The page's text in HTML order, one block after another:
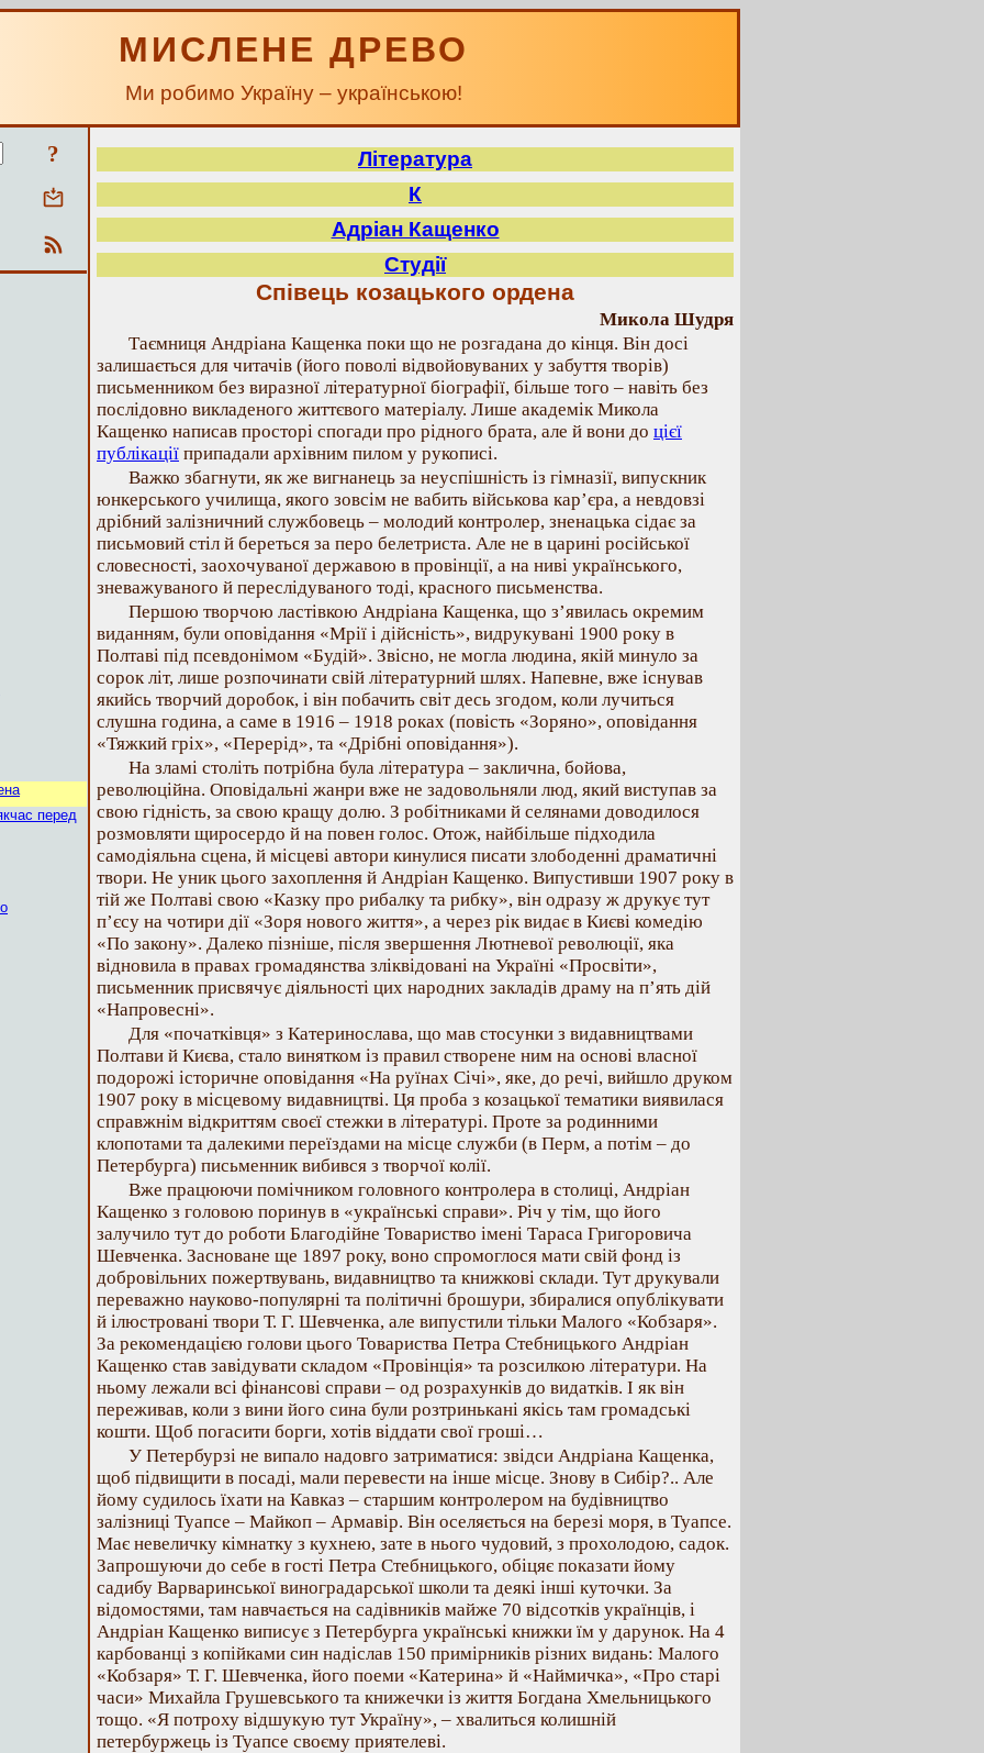
МИСЛЕНЕ ДРЕВО
Ми робимо Україну – українською!
?
перед
Література
К
Адріан Кащенко
Студії
Співець козацького ордена
Микола Шудря
Таємниця Андріана Кащенка поки що не розгадана до кінця. Він досі
залишається для читачів (його поволі відвойовуваних у забуття творів)
письменником без виразної літературної біографії, більше того – навіть без
послідовно викладеного життєвого матеріалу. Лише академік Микола
Кащенко написав просторі спогади про рідного брата, але й вони до цієї
публікації припадали архівним пилом у рукописі.
Важко збагнути, як же вигнанець за неуспішність із гімназії, випускник
юнкерського училища, якого зовсім не вабить військова кар’єра, а невдовзі
дрібний залізничний службовець – молодий контролер, зненацька сідає за
письмовий стіл й береться за перо белетриста. Але не в царині російської
словесності, заохочуваної державою в провінції, а на ниві українського,
зневажуваного й переслідуваного тоді, красного письменства.
Першою творчою ластівкою Андріана Кащенка, що з’явилась окремим
виданням, були оповідання «Мрії і дійсність», видрукувані 1900 року в
Полтаві під псевдонімом «Будій». Звісно, не могла людина, якій минуло за
сорок літ, лише розпочинати свій літературний шлях. Напевне, вже існував
якийсь творчий доробок, і він побачить світ десь згодом, коли лучиться
слушна година, а саме в 1916 – 1918 роках (повість «Зоряно», оповідання
«Тяжкий гріх», «Перерід», та «Дрібні оповідання»).
На зламі століть потрібна була література – заклична, бойова,
революційна. Оповідальні жанри вже не задовольняли люд, який виступав за
свою гідність, за свою кращу долю. З робітниками й селянами доводилося
розмовляти щиросердо й на повен голос. Отож, найбільше підходила
самодіяльна сцена, й місцеві автори кинулися писати злободенні драматичні
твори. Не уник цього захоплення й Андріан Кащенко. Випустивши 1907 року в
тій же Полтаві свою «Казку про рибалку та рибку», він одразу ж друкує тут
п’єсу на чотири дії «Зоря нового життя», а через рік видає в Києві комедію
«По закону». Далеко пізніше, після звершення Лютневої революції, яка
відновила в правах громадянства зліквідовані на Україні «Просвіти»,
письменник присвячує діяльності цих народних закладів драму на п’ять дій
«Напровесні».
Для «початківця» з Катеринослава, що мав стосунки з видавництвами
Полтави й Києва, стало винятком із правил створене ним на основі власної
подорожі історичне оповідання «На руїнах Січі», яке, до речі, вийшло друком
1907 року в місцевому видавництві. Ця проба з козацької тематики виявилася
справжнім відкриттям своєї стежки в літературі. Проте за родинними
клопотами та далекими переїздами на місце служби (в Перм, а потім – до
Петербурга) письменник вибився з творчої колії.
Вже працюючи помічником головного контролера в столиці, Андріан
Кащенко з головою поринув в «українські справи». Річ у тім, що його
залучило тут до роботи Благодійне Товариство імені Тараса Григоровича
Шевченка. Засноване ще 1897 року, воно спромоглося мати свій фонд із
добровільних пожертвувань, видавництво та книжкові склади. Тут друкували
переважно науково-популярні та політичні брошури, збиралися опублікувати
й ілюстровані твори Т. Г. Шевченка, але випустили тільки Малого «Кобзаря».
За рекомендацією голови цього Товариства Петра Стебницького Андріан
Кащенко став завідувати складом «Провінція» та розсилкою літератури. На
ньому лежали всі фінансові справи – од розрахунків до видатків. І як він
переживав, коли з вини його сина були розтринькані якісь там громадські
кошти. Щоб погасити борги, хотів віддати свої гроші…
У Петербурзі не випало надовго затриматися: звідси Андріана Кащенка,
щоб підвищити в посаді, мали перевести на інше місце. Знову в Сибір?.. Але
йому судилось їхати на Кавказ – старшим контролером на будівництво
залізниці Туапсе – Майкоп – Армавір. Він оселяється на березі моря, в Туапсе.
Має невеличку кімнатку з кухнею, зате в нього чудовий, з прохолодою, садок.
Запрошуючи до себе в гості Петра Стебницького, обіцяє показати йому
садибу Варваринської виноградарської школи та деякі інші куточки. За
відомостями, там навчається на садівників майже 70 відсотків українців, і
Андріан Кащенко виписує з Петербурга українські книжки їм у дарунок. На 4
карбованці з копійками син надіслав 150 примірників різних видань: Малого
«Кобзаря» Т. Г. Шевченка, його поеми «Катерина» й «Наймичка», «Про старі
часи» Михайла Грушевського та книжечки із життя Богдана Хмельницького
тощо. «Я потроху відшукую тут Україну», – хвалиться колишній
петербуржець із Туапсе своєму приятелеві.